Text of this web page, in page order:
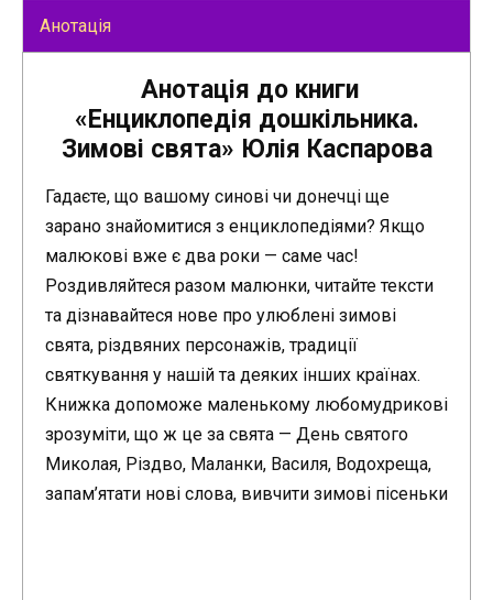
Анотація
Анотація до книги
«Енциклопедія дошкільника.
Зимові свята» Юлія Каспарова
Гадаєте, що вашому синові чи донечці ще
зарано знайомитися з енциклопедіями? Якщо
малюкові вже є два роки — саме час!
Роздивляйтеся разом малюнки, читайте тексти
та дізнавайтеся нове про улюблені зимові
свята, різдвяних персонажів, традиції
святкування у нашій та деяких інших країнах.
Книжка допоможе маленькому любомудрикові
зрозуміти, що ж це за свята — День святого
Миколая, Різдво, Маланки, Василя, Водохреща,
запам’ятати нові слова, вивчити зимові пісеньки